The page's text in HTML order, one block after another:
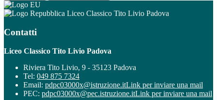
Liceo Classico Tito Livio Padova
Contatti
Liceo Classico Tito Livio Padova
Riviera Tito Livio, 9 - 35123 Padova
Tel: 049 875 7324
Email: pdpc03000x@istruzione.itLink per inviare una mail
PEC: pdpc03000x@pec.istruzione.itLink per inviare una mail